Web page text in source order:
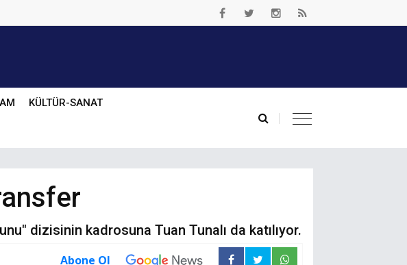
KÜLTÜR-SANAT
dizisinin kadrosuna Tuan Tunalı da katılıyor.
Abone Ol